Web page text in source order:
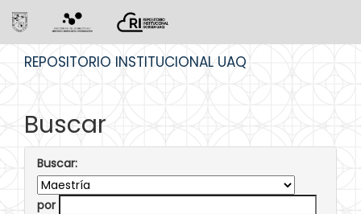
REPOSITORIO INSTITUCIONAL UAQ
Buscar
Buscar:
por